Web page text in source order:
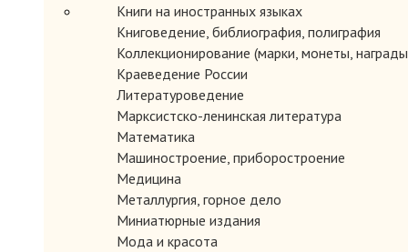
Книги на иностранных языках
Книговедение, библиография, полиграфия
Коллекционирование (марки, монеты,
Краеведение России
Литературоведение
Марксистско-ленинская литература
Математика
Машиностроение, приборостроение
Медицина
Металлургия, горное дело
Миниатюрные издания
Мода и красота